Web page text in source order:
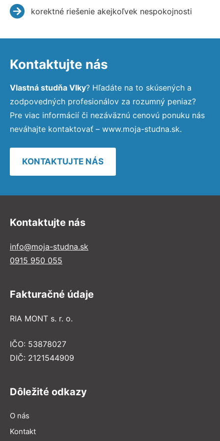
korektné riešenie akejkoľvek nespokojnosti
Kontaktujte nás
Vlastná studňa Vlky? Hľadáte na to skúsených a
zodpovedných profesionálov za rozumný peniaz?
Pre viac informácií či nezáväznú cenovú ponuku nás
neváhajte kontaktovať – www.moja-studna.sk.
KONTAKTUJTE NÁS
Kontaktujte nás
info@moja-studna.sk
0915 950 055
Fakturačné údaje
RIA MONT s. r. o.
IČO: 53878027
DIČ: 2121544909
Dôležité odkazy
O nás
Kontakt